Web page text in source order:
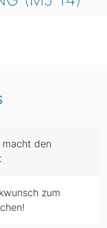
den
zum